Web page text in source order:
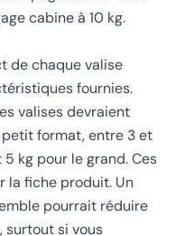
cabine à 10 kg.
de chaque valise
fournies.
valises devraient
format, entre 3 et
kg pour le grand. Ces
la fiche produit. Un
pourrait réduire
surtout si vous